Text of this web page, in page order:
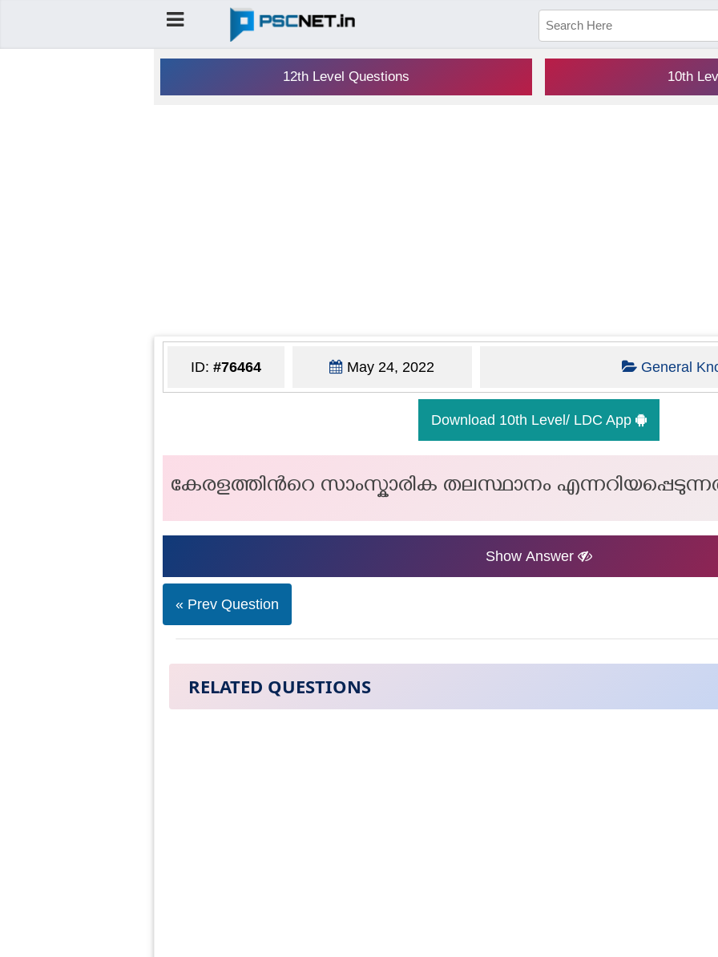
12th Level Questions 10th
ID: #76464 May 24, 2022 General
Download 10th Level/ LDC App
കേരളത്തിന്‍റെ സാംസ്കാരിക തലസ്ഥാനം
Show Answer
« Prev Question
RELATED QUESTIONS